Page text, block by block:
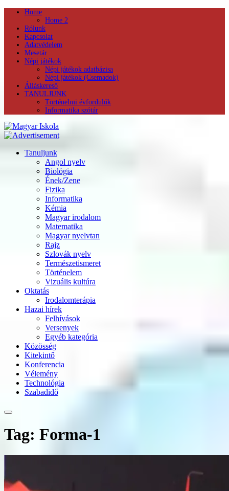
Home
Home 2
Rólunk
Kapcsolat
Adatvédelem
Mesetár
Népi játékok
Népi játékok adatbázisa
Népi játékok (Csemadok)
Álláskereső
TANULJUNK
Történelmi évfordulók
Informatika szótár
Tanuljunk
Angol nyelv
Biológia
Ének/Zene
Fizika
Informatika
Kémia
Magyar irodalom
Matematika
Magyar nyelvtan
Rajz
Szlovák nyelv
Természetismeret
Történelem
Vizuális kultúra
Oktatás
Irodalomterápia
Hazai hírek
Felhívások
Versenyek
Egyéb kategória
Közösség
Kitekintő
Konferencia
Vélemény
Technológia
Szabadidő
Tag: Forma-1